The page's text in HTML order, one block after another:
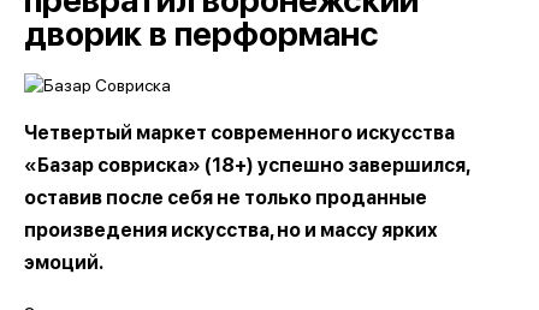
дворик в перформанс
Четвертый маркет современного искусства
«Базар совриска» (18+) успешно завершился,
оставив после себя не только проданные
произведения искусства, но и массу ярких
эмоций.